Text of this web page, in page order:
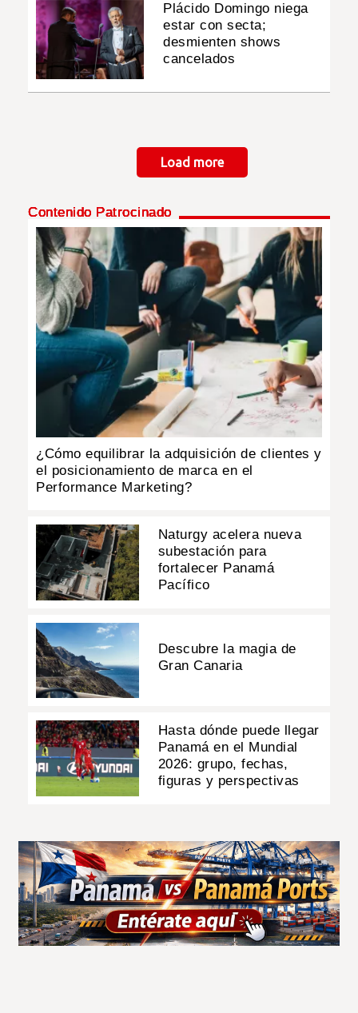
Plácido Domingo niega
estar con secta;
desmienten shows
cancelados
Load more
Contenido Patrocinado
¿Cómo equilibrar la adquisición de clientes y
el posicionamiento de marca en el
Performance Marketing?
Naturgy acelera nueva
subestación para
fortalecer Panamá
Pacífico
Descubre la magia de
Gran Canaria
Hasta dónde puede llegar
Panamá en el Mundial
2026: grupo, fechas,
figuras y perspectivas